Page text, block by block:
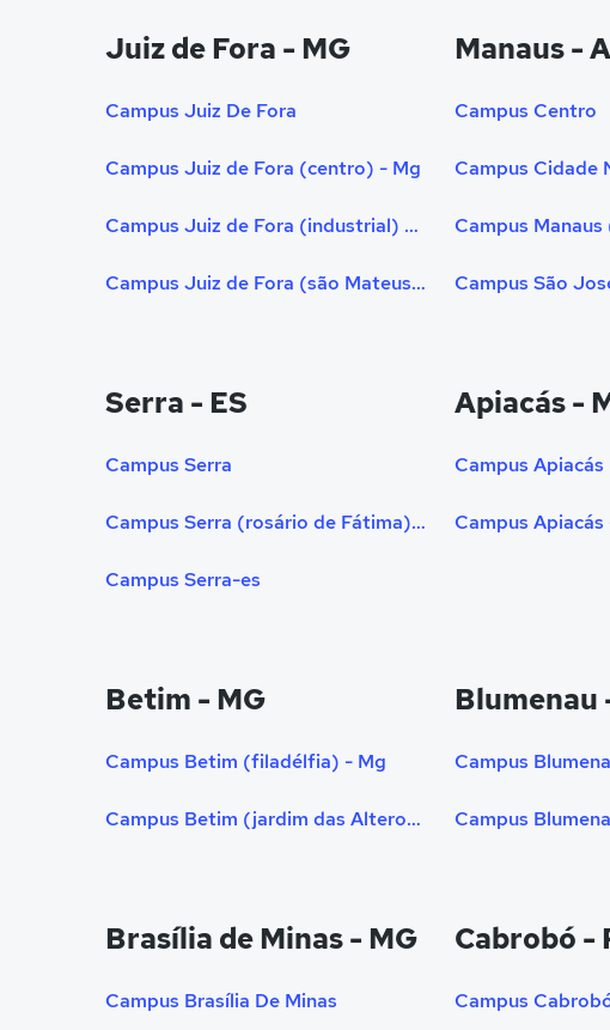
Juiz de Fora - MG
Campus Juiz De Fora
Campus Juiz de Fora (centro) - Mg
Campus Juiz de Fora (industrial) - Mg
Campus Juiz de Fora (são Mateus) - Mg
Manaus -
Campus Centro
Campus Cidade
Campus São
Serra - ES
Campus Serra
Campus Serra (rosário de Fátima) - Es
Campus Serra-es
Apiacás -
Campus Apiacás
Campus
Betim - MG
Campus Betim (filadélfia) - Mg
Campus Betim (jardim das Alterosas) - Mg
Blumenau
Campus
Brasília de Minas - MG
Campus Brasília De Minas
Cabrobó -
Campus